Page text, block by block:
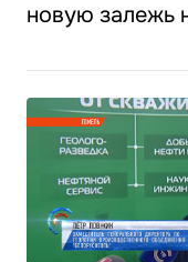
новую залежь